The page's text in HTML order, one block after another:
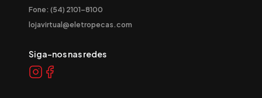
Fone: (54) 2101-8100
lojavirtual@eletropecas.com
Siga-nos nas redes